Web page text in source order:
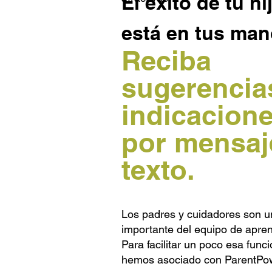
está en tus
Reciba
por
texto.
Los padres y cuidadores son
importante del equipo de
Para facilitar un poco esa
hemos asociado con